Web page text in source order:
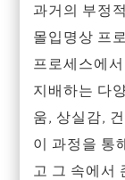
과거의 부정
몰입명상 프
프로세스에
지배하는 다
움, 상실감,
이 과정을 통
고 그 속에서